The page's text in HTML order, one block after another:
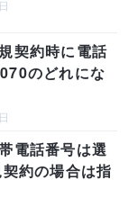
契約時に電話
のどれにな
電話番号は選
約の場合は指